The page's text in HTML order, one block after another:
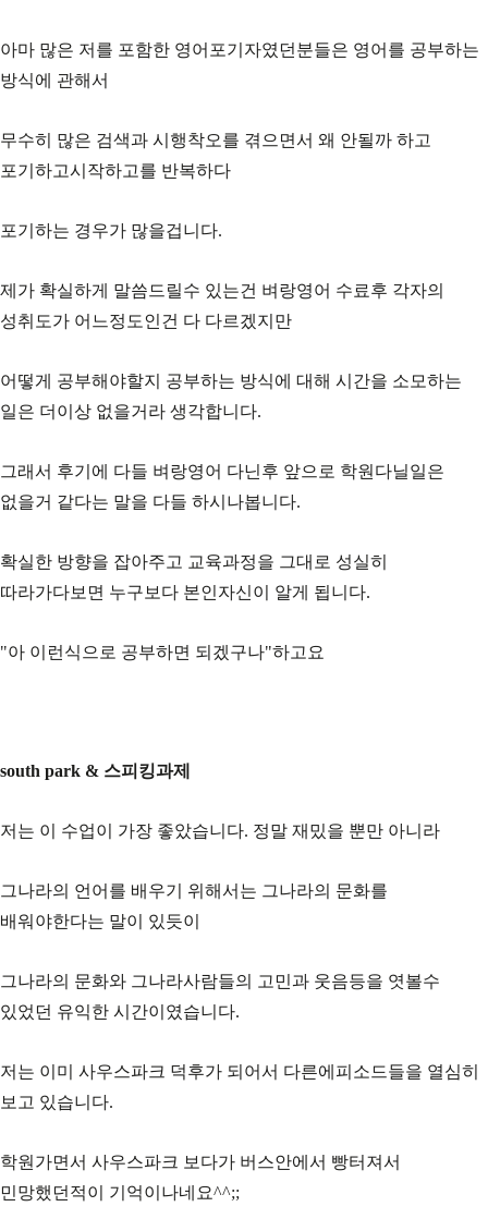
아마 많은 저를 포함한 영어포기자였던분들은 영어를 공부하는
방식에 관해서
무수히 많은 검색과 시행착오를 겪으면서 왜 안될까 하고
포기하고시작하고를 반복하다
포기하는 경우가 많을겁니다.
제가 확실하게 말씀드릴수 있는건 벼랑영어 수료후 각자의
성취도가 어느정도인건 다 다르겠지만
어떻게 공부해야할지 공부하는 방식에 대해 시간을 소모하는
일은 더이상 없을거라 생각합니다.
그래서 후기에 다들 벼랑영어 다닌후 앞으로 학원다닐일은
없을거 같다는 말을 다들 하시나봅니다.
확실한 방향을 잡아주고 교육과정을 그대로 성실히
따라가다보면 누구보다 본인자신이 알게 됩니다.
"아 이런식으로 공부하면 되겠구나"하고요
south park & 스피킹과제
저는 이 수업이 가장 좋았습니다. 정말 재밌을 뿐만 아니라
그나라의 언어를 배우기 위해서는 그나라의 문화를
배워야한다는 말이 있듯이
그나라의 문화와 그나라사람들의 고민과 웃음등을 엿볼수
있었던 유익한 시간이였습니다.
저는 이미 사우스파크 덕후가 되어서 다른에피소드들을 열심히
보고 있습니다.
학원가면서 사우스파크 보다가 버스안에서 빵터져서
민망했던적이 기억이나네요^^;;